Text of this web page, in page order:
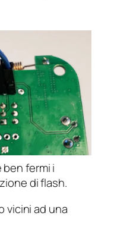
fermi i
di flash.
vicini ad una